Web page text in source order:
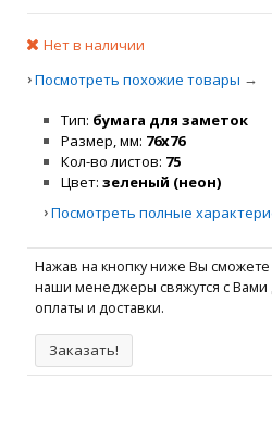
Нет в наличии
›Посмотреть похожие товары →
Тип бумага для заметок
Размер, мм 76х76
Кол-во листов 75
Цвет зеленый (неон)
›Посмотреть полные
Нажав на кнопку ниже Вы
наши менеджеры свяжутся с Вами
оплаты и доставки.
Заказать!